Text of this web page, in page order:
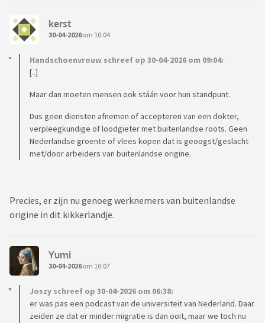
kerst
30-04-2026om 10:04
Handschoenvrouw schreef op 30-04-2026 om 09:04:
[..]
Maar dan moeten mensen ook stáán voor hun standpunt.
Dus geen diensten afnemen of accepteren van een dokter,
verpleegkundige of loodgieter met buitenlandse roots. Geen
Nederlandse groente of vlees kopen dat is geoogst/geslacht
met/door arbeiders van buitenlandse origine.
Precies, er zijn nu genoeg werknemers van buitenlandse
origine in dit kikkerlandje.
Yumi
30-04-2026om 10:07
Joszy schreef op 30-04-2026 om 06:38:
er was pas een podcast van de universiteit van Nederland. Daar
zeiden ze dat er minder migratie is dan ooit, maar we toch nu